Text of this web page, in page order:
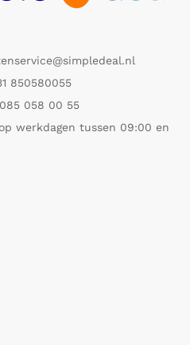
850580055
085 058 00 55
werkdagen tussen 09:00 en